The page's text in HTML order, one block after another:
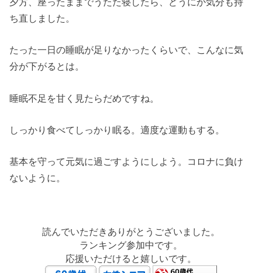
ち直しました。
たった一日の睡眠が足りなかったくらいで、こんなに気
分が下がるとは。
睡眠不足を甘く見たらだめですね。
しっかり食べてしっかり眠る。適度な運動もする。
基本を守って元気に過ごすようにしよう。コロナに負け
ないように。
読んでいただきありがとうございました。
ランキング参加中です。
応援いただけると嬉しいです。